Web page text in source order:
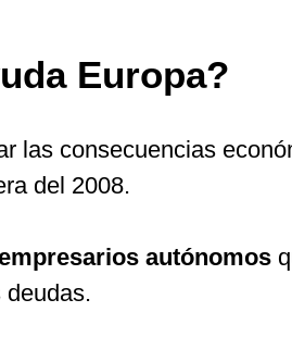
Europa?
las consecuencias
del 2008.
autónomos
deudas.